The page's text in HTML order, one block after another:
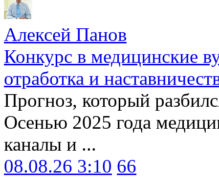
Алексей Панов
Конкурс в медицинские
отработка и
Прогноз, который
Осенью 2025 года
каналы и ...
08.08.26 3:10 66